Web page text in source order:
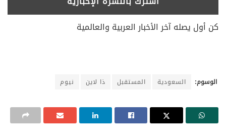
كن أول يصله آخر الأخبار العربية والعالمية
الوسوم: السعودية المستقبل ذا لاين نيوم